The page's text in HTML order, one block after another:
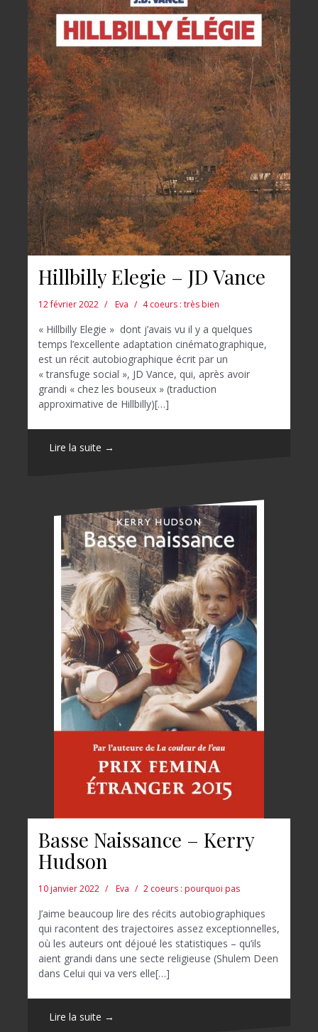
Hillbilly Elegie – JD Vance
12 février 2022 Eva 4 coeurs : très bien
« Hillbilly Elegie » dont j’avais vu il y a quelques
temps l’excellente adaptation cinématographique,
est un récit autobiographique écrit par un
« transfuge social », JD Vance, qui, après avoir
grandi « chez les bouseux » (traduction
approximative de Hillbilly)[…]
Lire la suite →
Basse Naissance – Kerry
Hudson
10 janvier 2022 Eva 2 coeurs : pourquoi pas
J’aime beaucoup lire des récits autobiographiques
qui racontent des trajectoires assez exceptionnelles,
où les auteurs ont déjoué les statistiques – qu’ils
aient grandi dans une secte religieuse (Shulem Deen
dans Celui qui va vers elle[…]
Lire la suite →